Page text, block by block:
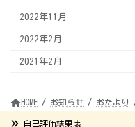
2022年11月
2022年2月
2021年2月
HOME お知らせ おたより
自己評価結果表